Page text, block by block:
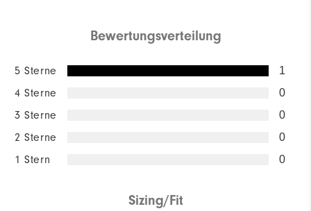
Bewertungsverteilung
5 Sterne 1
4 Sterne 0
3 Sterne 0
2 Sterne 0
1 Stern 0
Sizing/Fit